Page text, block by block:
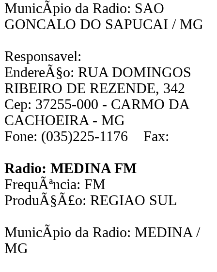
MunicÃ­pio da Radio: SAO
GONCALO DO SAPUCAI / MG
Responsavel:
EndereÃ§o: RUA DOMINGOS
RIBEIRO DE REZENDE, 342
Cep: 37255-000 - CARMO DA
CACHOEIRA - MG
Fone: (035)225-1176 Fax:
Radio: MEDINA FM
FrequÃªncia: FM
ProduÃ§Ã£o: REGIAO SUL
MunicÃ­pio da Radio: MEDINA /
MG